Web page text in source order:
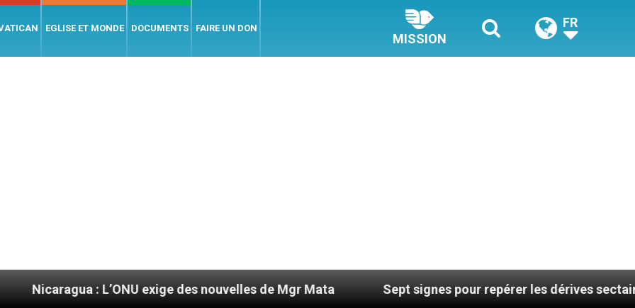
EGLISE ET MONDE DOCUMENTS FAIRE UN DON
MISSION
FR
: L’ONU exige des nouvelles de Mgr Mata Sept signes pour repérer les dérives sectaires du